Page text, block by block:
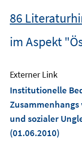
86
im Aspekt
Externer Link
Institutionelle
und sozialer
(01.06.2010)